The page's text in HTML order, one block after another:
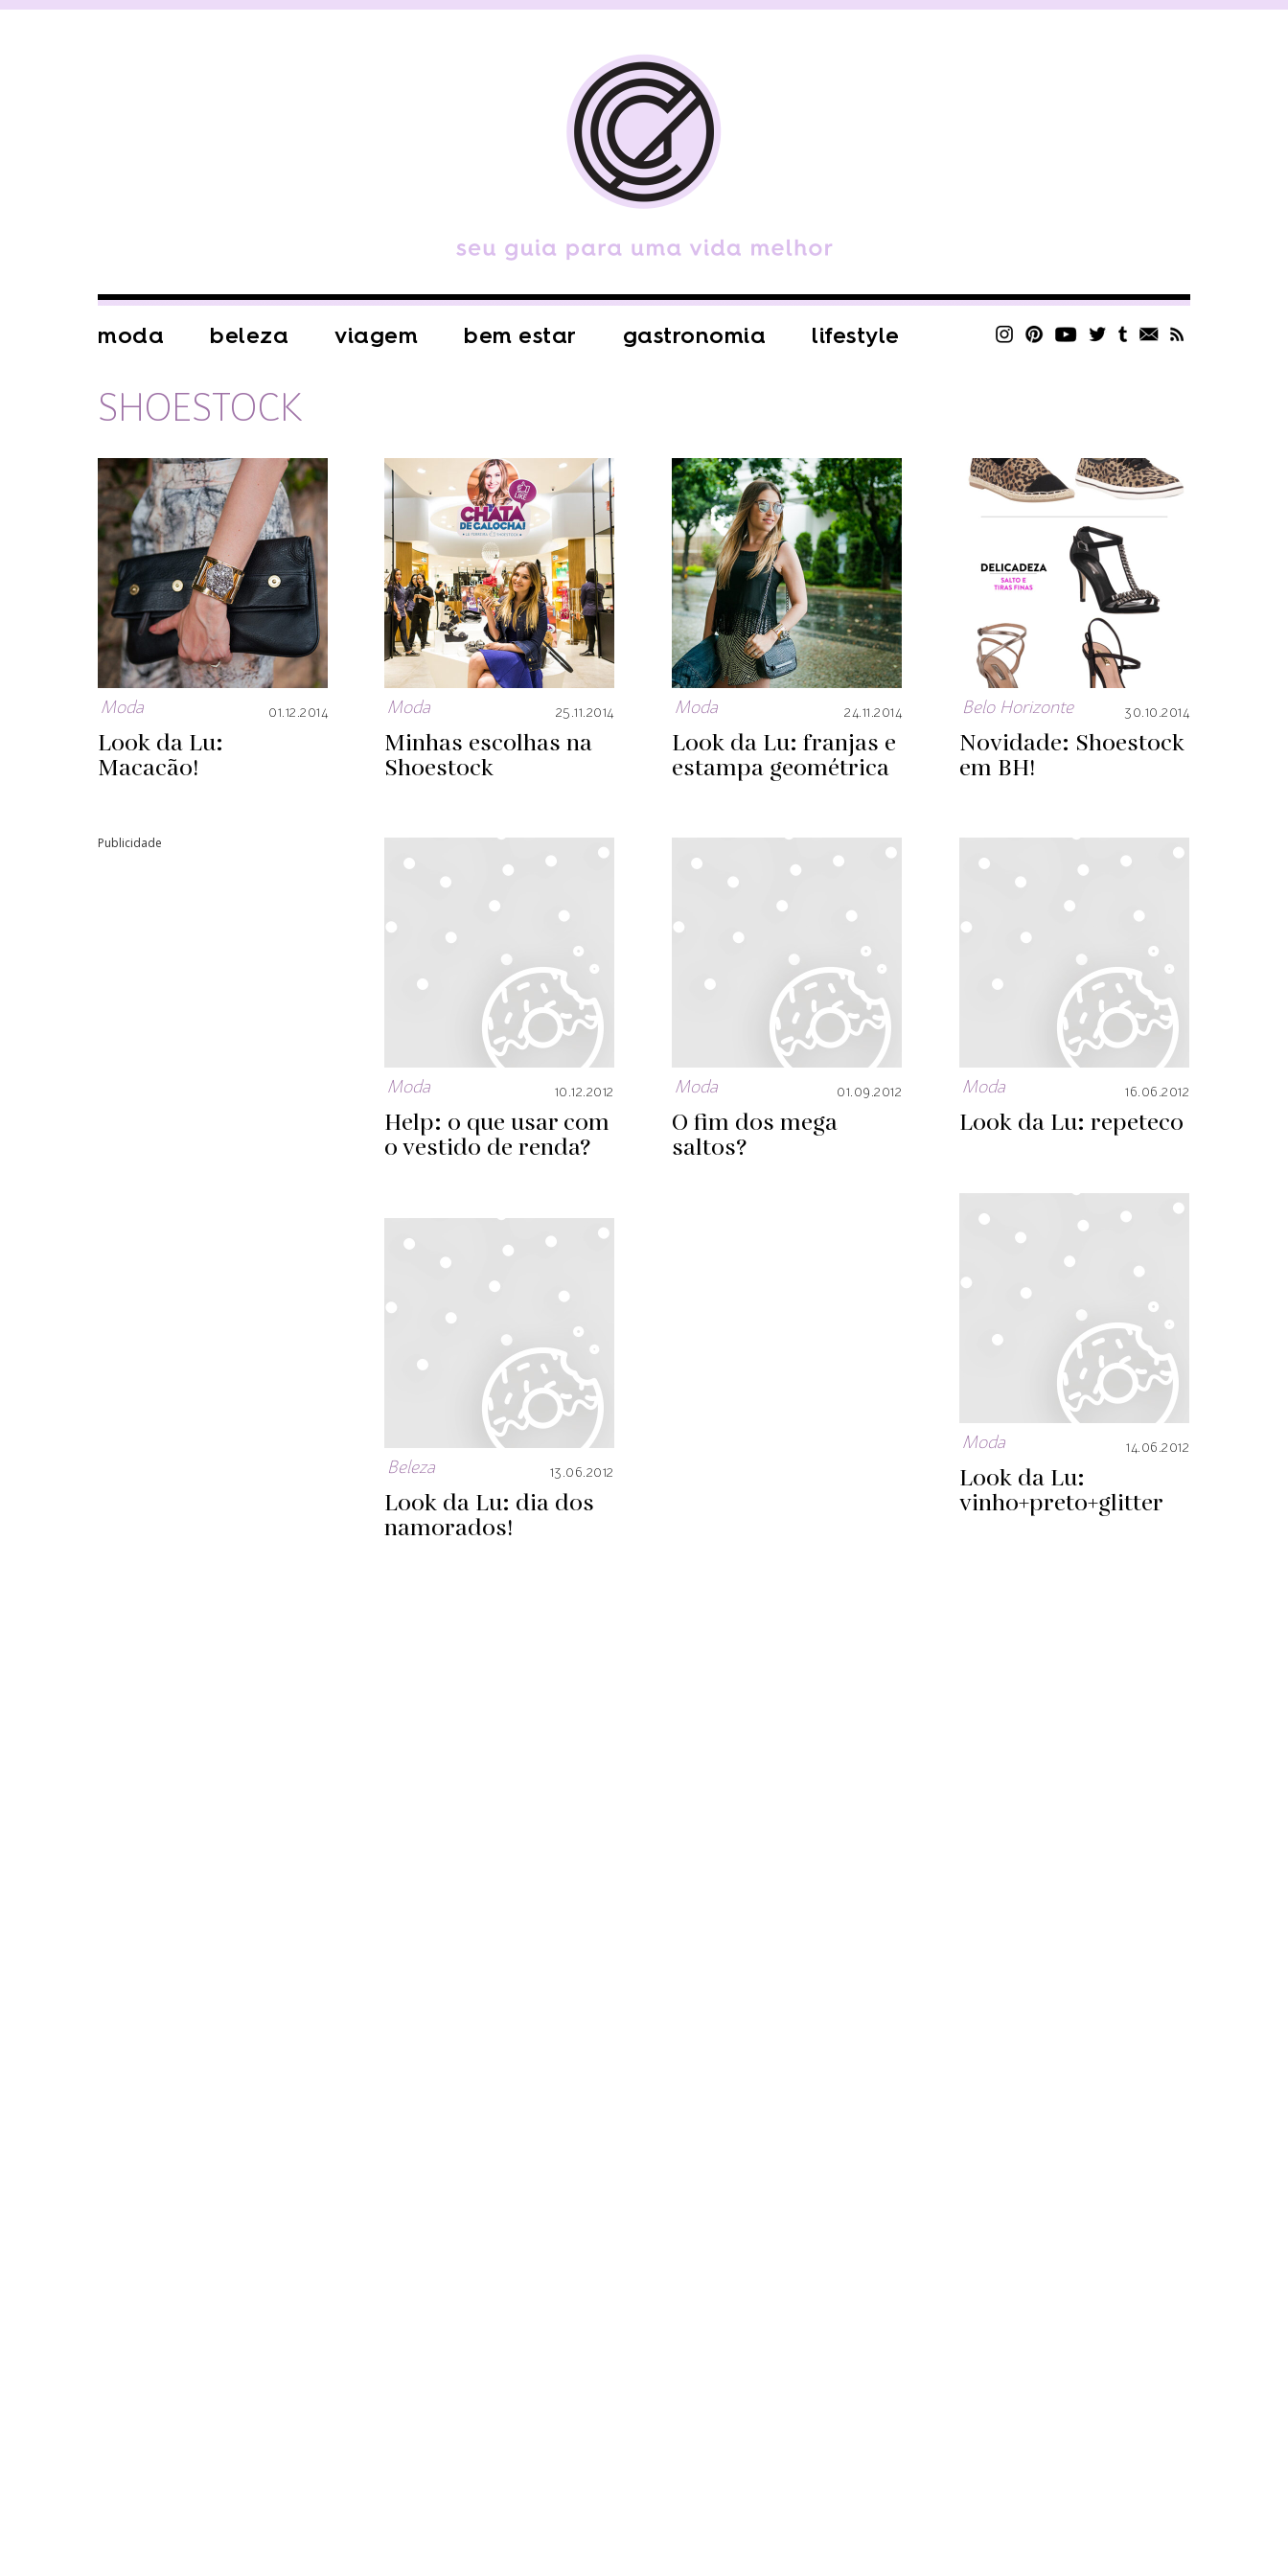
moda beleza viagem bem estar gastronomia lifestyle
SHOESTOCK
Moda 01.12.2014
Look da Lu:
Macacão!
Moda 25.11.2014
Minhas escolhas na
Shoestock
Moda 24.11.2014
Look da Lu: franjas e
estampa geométrica
Belo Horizonte 30.10.2014
Novidade: Shoestock
em BH!
Publicidade
Moda 10.12.2012
Help: o que usar com
o vestido de renda?
Moda 01.09.2012
O fim dos mega
saltos?
Moda 16.06.2012
Look da Lu: repeteco
Moda 14.06.2012
Look da Lu:
vinho+preto+glitter
Beleza 13.06.2012
Look da Lu: dia dos
namorados!